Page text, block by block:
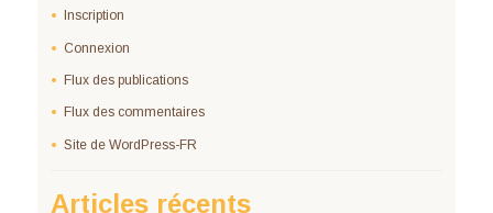
Inscription
Connexion
Flux des publications
Flux des commentaires
Site de WordPress-FR
Articles récents